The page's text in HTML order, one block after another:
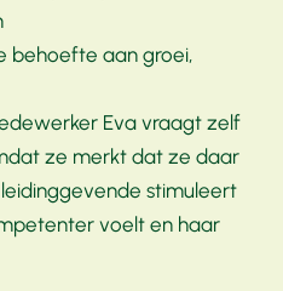
behoefte aan groei,
Eva vraagt zelf
ze merkt dat ze daar
stimuleert
voelt en haar